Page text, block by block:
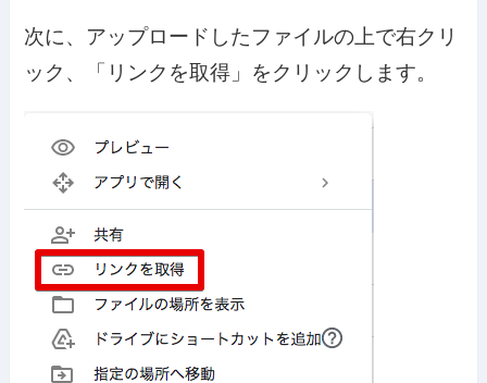
次に、アップロードしたファイルの上で右クリ
ック、「リンクを取得」をクリックします。